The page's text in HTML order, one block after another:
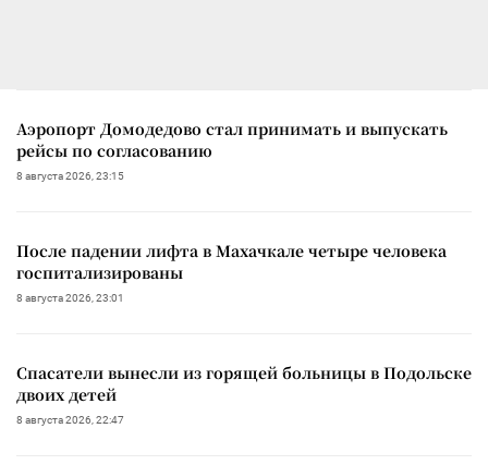
Аэропорт Домодедово стал принимать и выпускать
рейсы по согласованию
8 августа 2026, 23:15
После падении лифта в Махачкале четыре человека
госпитализированы
8 августа 2026, 23:01
Спасатели вынесли из горящей больницы в Подольске
двоих детей
8 августа 2026, 22:47